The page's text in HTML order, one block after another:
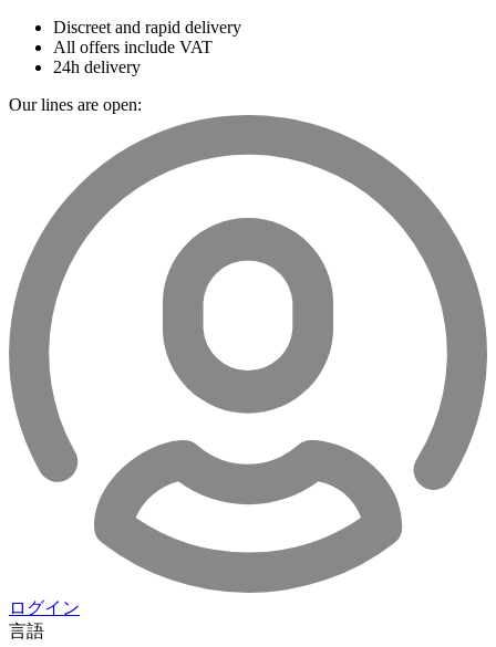
Discreet and rapid delivery
All offers include VAT
24h delivery
Our lines are open:
ログイン
言語